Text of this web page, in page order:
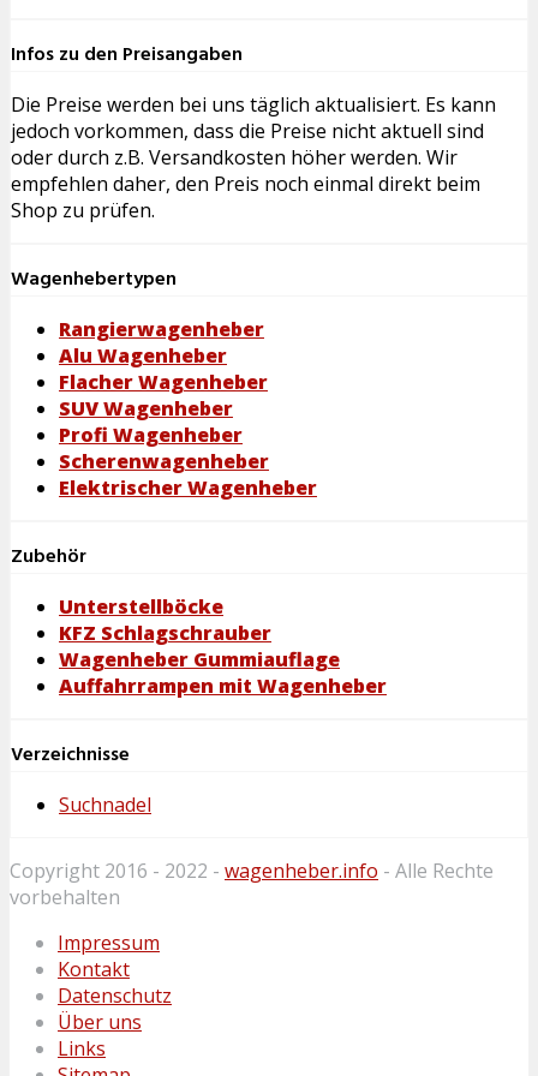
Infos zu den Preisangaben
Die Preise werden bei uns täglich aktualisiert. Es kann
jedoch vorkommen, dass die Preise nicht aktuell sind
oder durch z.B. Versandkosten höher werden. Wir
empfehlen daher, den Preis noch einmal direkt beim
Shop zu prüfen.
Wagenhebertypen
Rangierwagenheber
Alu Wagenheber
Flacher Wagenheber
SUV Wagenheber
Profi Wagenheber
Scherenwagenheber
Elektrischer Wagenheber
Zubehör
Unterstellböcke
KFZ Schlagschrauber
Wagenheber Gummiauflage
Auffahrrampen mit Wagenheber
Verzeichnisse
Suchnadel
Copyright 2016 - 2022 - wagenheber.info - Alle Rechte
vorbehalten
Impressum
Kontakt
Datenschutz
Über uns
Links